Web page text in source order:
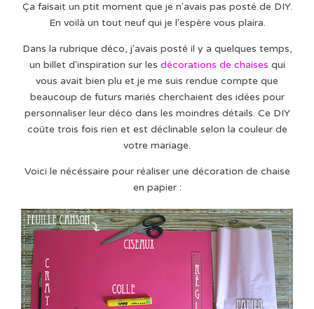
Ça faisait un ptit moment que je n'avais pas posté de DIY.
En voilà un tout neuf qui je l'espère vous plaira.
Dans la rubrique déco, j'avais posté il y a quelques temps,
un billet d'inspiration sur les décorations de chaises qui
vous avait bien plu et je me suis rendue compte que
beaucoup de futurs mariés cherchaient des idées pour
personnaliser leur déco dans les moindres détails. Ce DIY
coûte trois fois rien et est déclinable selon la couleur de
votre mariage.
Voici le nécéssaire pour réaliser une décoration de chaise
en papier :